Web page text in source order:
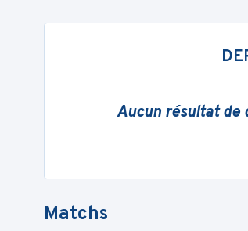
Aucun résultat de
Matchs